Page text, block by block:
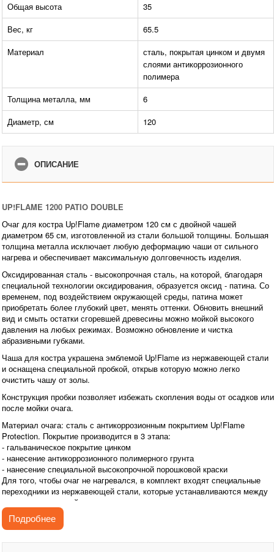
Общая высота
35
Вес, кг
65.5
Материал
сталь, покрытая цинком и двумя
слоями антикоррозионного
полимера
Толщина металла, мм
6
Диаметр, см
120
ОПИСАНИЕ
UP!FLAME 1200 PATIO DOUBLE
Очаг для костра Up!Flame диаметром 120 см с двойной чашей
диаметром 65 см, изготовленной из стали большой толщины. Большая
толщина металла исключает любую деформацию чаши от сильного
нагрева и обеспечивает максимальную долговечность изделия.
Оксидированная сталь - высокопрочная сталь, на которой, благодаря
специальной технологии оксидирования, образуется оксид - патина. Со
временем, под воздействием окружающей среды, патина может
приобретать более глубокий цвет, менять оттенки. Обновить внешний
вид и смыть остатки сгоревшей древесины можно мойкой высокого
давления на любых режимах. Возможно обновление и чистка
абразивными губками.
Чаша для костра украшена эмблемой Up!Flame из нержавеющей стали
и оснащена специальной пробкой, открыв которую можно легко
очистить чашу от золы.
Конструкция пробки позволяет избежать скопления воды от осадков или
после мойки очага.
Материал очага: сталь с антикоррозионным покрытием Up!Flame
Protection. Покрытие производится в 3 этапа:
- гальваническое покрытие цинком
- нанесение антикоррозионного полимерного грунта
- нанесение специальной высокопрочной порошковой краски
Для того, чтобы очаг не нагревался, в комплект входят специальные
переходники из нержавеющей стали, которые устанавливаются между
основанием и чашей.
Очаг можно мыть неабразивными моющими средствами.
Подробнее